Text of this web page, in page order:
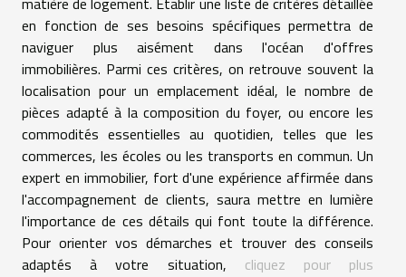
en fonction de ses besoins spécifiques permettra de
naviguer plus aisément dans l'océan d'offres
immobilières. Parmi ces critères, on retrouve souvent la
localisation pour un emplacement idéal, le nombre de
pièces adapté à la composition du foyer, ou encore les
commodités essentielles au quotidien, telles que les
commerces, les écoles ou les transports en commun. Un
expert en immobilier, fort d'une expérience affirmée dans
l'accompagnement de clients, saura mettre en lumière
l'importance de ces détails qui font toute la différence.
Pour orienter vos démarches et trouver des conseils
adaptés à votre situation, cliquez pour plus